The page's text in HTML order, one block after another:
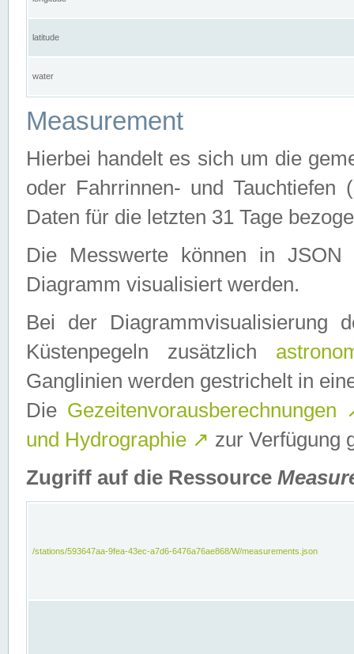
latitude
water
Measurement
Hierbei handelt es sich um die
oder Fahrrinnen- und Tauchtiefen
Daten für die letzten 31 Tage
Die Messwerte können in
Diagramm visualisiert werden.
Bei der Diagrammvisualisierung
Küstenpegeln zusätzlich
Ganglinien werden gestrichelt in
Die Gezeitenvorausberechnungen
und Hydrographie ↗ zur Verfügung
Zugriff auf die Ressource
/stations/593647aa-9fea-43ec-a7d6-6476a76ae868/W/measurements.json